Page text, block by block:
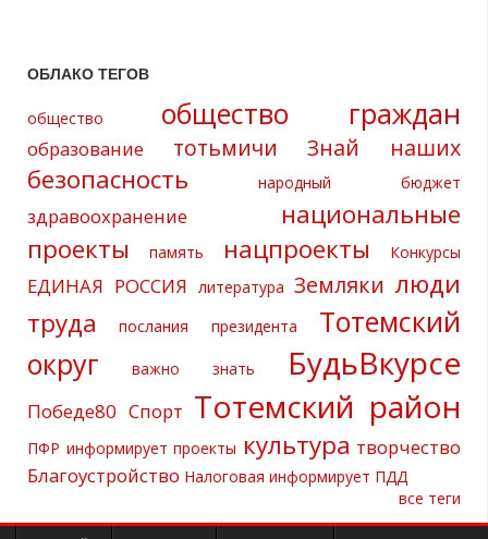
ОБЛАКО ТЕГОВ
общество общество граждан
образование тотьмичи Знай наших
безопасность народный бюджет
здравоохранение
национальные
проекты
память нацпроекты Конкурсы
ЕДИНАЯ РОССИЯ литература Земляки люди
труда
послания президента
Тотемский
округ
важно знать БудьВкурсе
Победе80 Спорт Тотемский район
ПФР информирует проекты культура творчество
Благоустройство Налоговая информирует ПДД
все теги